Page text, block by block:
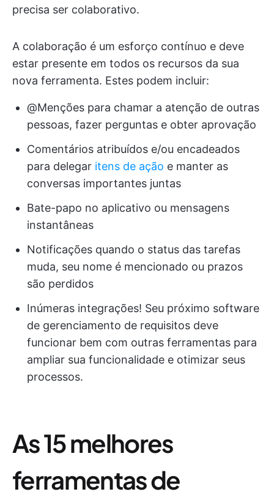
precisa ser colaborativo.
A colaboração é um esforço contínuo e deve
estar presente em todos os recursos da sua
nova ferramenta. Estes podem incluir:
@Menções para chamar a atenção de outras
pessoas, fazer perguntas e obter aprovação
Comentários atribuídos e/ou encadeados
para delegar itens de ação e manter as
conversas importantes juntas
Bate-papo no aplicativo ou mensagens
instantâneas
Notificações quando o status das tarefas
muda, seu nome é mencionado ou prazos
são perdidos
Inúmeras integrações! Seu próximo software
de gerenciamento de requisitos deve
funcionar bem com outras ferramentas para
ampliar sua funcionalidade e otimizar seus
processos.
As 15 melhores
ferramentas de